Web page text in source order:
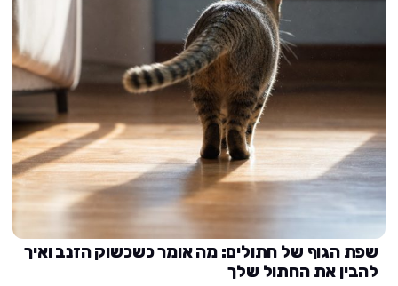
שפת הגוף של חתולים: מה אומר כשכשוק הזנב ואיך
להבין את החתול שלך